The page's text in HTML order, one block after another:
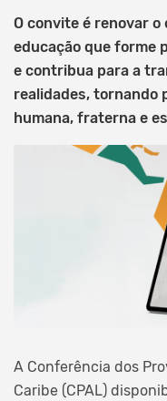
O convite é renovar o
educação que forme
e contribua para a
realidades, tornando
humana, fraterna e
A Conferência dos
Caribe (CPAL)